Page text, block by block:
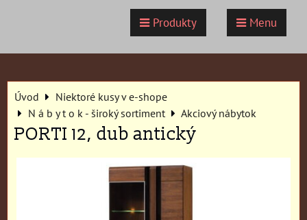
Produkty Menu
Úvod
Niektoré kusy v e-shope
N á b y t o k - široký sortiment
Akciový nábytok
PORTI 12, dub antický